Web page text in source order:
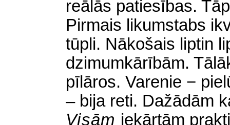
reālās patiesības.
Pirmais likumstabs
tūpli. Nākošais liptin
dzimumkārībām.
pīlāros. Varenie −
– bija reti. Dažādām
Visām iekārtām